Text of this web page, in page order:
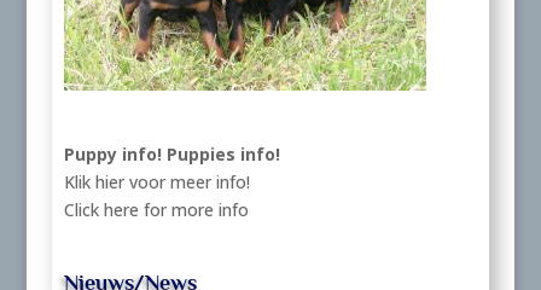
Puppy info! Puppies info!
Klik hier voor meer info!
Click here for more info
Nieuws/News